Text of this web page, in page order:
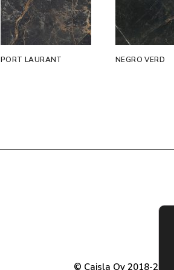
PORT LAURANT NEGRO VERD
© Caisla Oy 2018-2026